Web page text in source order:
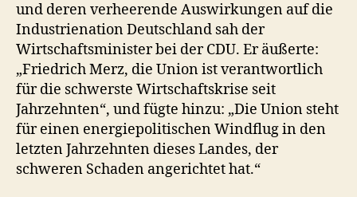
und deren verheerende Auswirkungen auf die
Industrienation Deutschland sah der
Wirtschaftsminister bei der CDU. Er äußerte:
„Friedrich Merz, die Union ist verantwortlich
für die schwerste Wirtschaftskrise seit
Jahrzehnten“, und fügte hinzu: „Die Union steht
für einen energiepolitischen Windflug in den
letzten Jahrzehnten dieses Landes, der
schweren Schaden angerichtet hat.“